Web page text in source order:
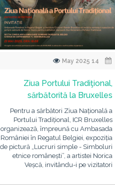
Ziua Portului Tradiţional,
sărbătorită la Bruxelles
Pentru a sărbători Ziua Națională a
Portului Tradițional, ICR Bruxelles
organizează, împreună cu Ambasada
României în Regatul Belgiei, expoziția
de pictură „Lucruri simple - Simboluri
etnice românești”, a artistei Norica
Veșcă, invitându-i pe vizitatori